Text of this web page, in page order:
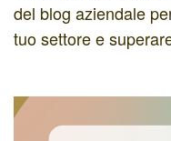
del blog aziendale
tuo settore e